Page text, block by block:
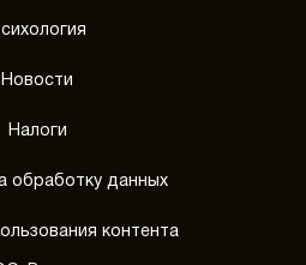
Новости
Налоги
обработку данных
контента